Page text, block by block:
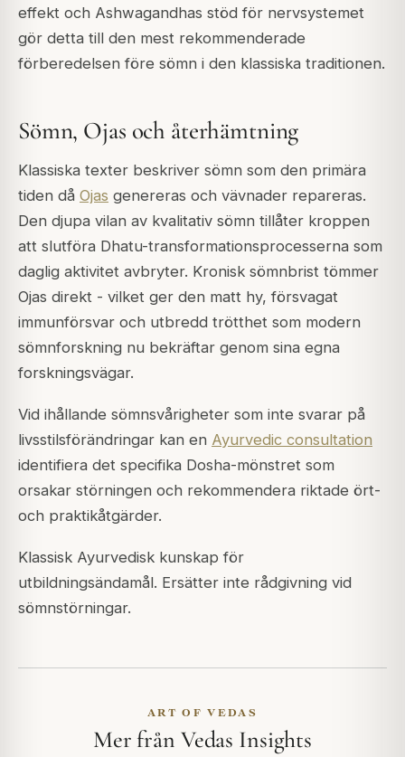
effekt och Ashwagandhas stöd för nervsystemet
gör detta till den mest rekommenderade
förberedelsen före sömn i den klassiska traditionen.
Sömn, Ojas och återhämtning
Klassiska texter beskriver sömn som den primära
tiden då Ojas genereras och vävnader repareras.
Den djupa vilan av kvalitativ sömn tillåter kroppen
att slutföra Dhatu-transformationsprocesserna som
daglig aktivitet avbryter. Kronisk sömnbrist tömmer
Ojas direkt - vilket ger den matt hy, försvagat
immunförsvar och utbredd trötthet som modern
sömnforskning nu bekräftar genom sina egna
forskningsvägar.
Vid ihållande sömnsvårigheter som inte svarar på
livsstilsförändringar kan en Ayurvedic consultation
identifiera det specifika Dosha-mönstret som
orsakar störningen och rekommendera riktade ört-
och praktikåtgärder.
Klassisk Ayurvedisk kunskap för
utbildningsändamål. Ersätter inte rådgivning vid
sömnstörningar.
ART OF VEDAS
Mer från Vedas Insights